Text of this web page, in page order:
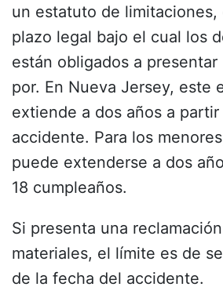
un estatuto de limitaciones,
plazo legal bajo el cual los
están obligados a presentar
por. En Nueva Jersey, este
extiende a dos años a
accidente. Para los
puede extenderse a dos
18 cumpleaños.
Si presenta una
materiales, el límite es de
de la fecha del accidente.